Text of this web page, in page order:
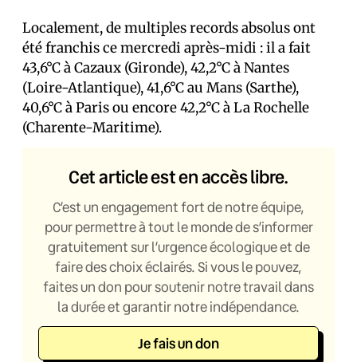
Localement, de multiples records absolus ont
été franchis ce mercredi après-midi : il a fait
43,6°C à Cazaux (Gironde), 42,2°C à Nantes
(Loire-Atlantique), 41,6°C au Mans (Sarthe),
40,6°C à Paris ou encore 42,2°C à La Rochelle
(Charente-Maritime).
Cet article est en accès libre.
C’est un engagement fort de notre équipe,
pour permettre à tout le monde de s’informer
gratuitement sur l’urgence écologique et de
faire des choix éclairés. Si vous le pouvez,
faites un don pour soutenir notre travail dans
la durée et garantir notre indépendance.
Je fais un don